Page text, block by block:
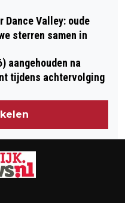
Dance Valley: oude
sterren samen in
aangehouden na
tijdens achtervolging